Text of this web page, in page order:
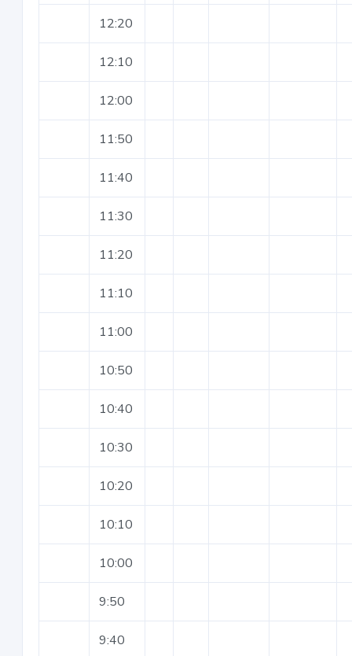
12:20
12:10
12:00
11:50
11:40
11:30
11:20
11:10
11:00
10:50
10:40
10:30
10:20
10:10
10:00
9:50
9:40